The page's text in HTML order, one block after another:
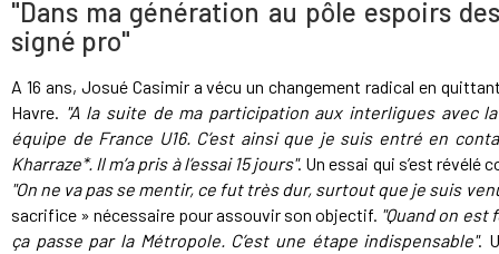
"Dans ma génération au pôle espoirs
signé pro"
A 16 ans, Josué Casimir a vécu un changement radical en
Havre. "A la suite de ma participation aux interligues avec
équipe de France U16. C’est ainsi que je suis entré en
Kharraze*. Il m’a pris à l’essai 15 jours". Un essai qui s’est
"On ne va pas se mentir, ce fut très dur, surtout que je suis
sacrifice » nécessaire pour assouvir son objectif. "Quand on
ça passe par la Métropole. C’est une étape indispensable".